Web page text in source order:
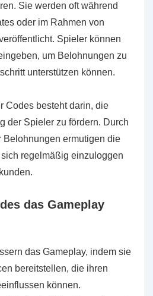
Sie werden oft während
oder im Rahmen von
Spieler können
um Belohnungen zu
unterstützen können.
Codes besteht darin, die
der Spieler zu fördern. Durch
Belohnungen ermutigen die
regelmäßig einzuloggen
das Gameplay
das Gameplay, indem sie
bereitstellen, die ihren
können.